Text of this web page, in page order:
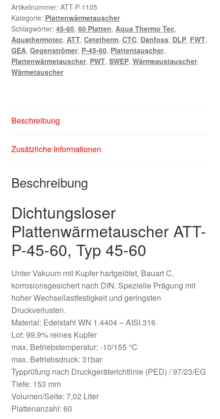
60
Menge
Artikelnummer: ATT-P-1105
Kategorie: Plattenwärmetauscher
Schlagwörter: 45-60, 60 Platten, Aqua Thermo Tec,
Aquathermotec, ATT, Cetetherm, CTC, Danfoss, DLP, FWT,
GEA, Gegenströmer, P-45-60, Plattentauscher,
Plattenwärmetauscher, PWT, SWEP, Wärmeaustauscher,
Wärmetauscher
Beschreibung
Zusätzliche Informationen
Beschreibung
Dichtungsloser
Plattenwärmetauscher ATT-
P-45-60, Typ 45-60
Unter Vakuum mit Kupfer hartgelötet, Bauart C,
korrosionsgesichert nach DIN. Spezielle Prägung mit
hoher Wechsellastfestigkeit und geringsten
Druckverlusten.
Material: Edelstahl WN 1.4404 – AISI 316
Lot: 99,9% reines Kupfer
max. Betriebstemperatur: -10/155 °C
max. Betriebsdruck: 31bar
Typprüfung nach Druckgeräterichtlinie (PED) / 97/23/EG
Tiefe: 153 mm
Volumen/Seite: 7,02 Liter
Plattenanzahl: 60